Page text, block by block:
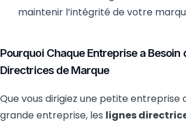
maintenir l’intégrité de votre
Pourquoi Chaque Entreprise a Besoin
Directrices de Marque
Que vous dirigiez une petite entreprise
grande entreprise, les lignes